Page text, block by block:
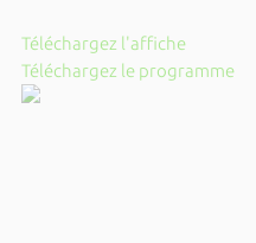
Téléchargez l'affiche
Téléchargez le programme